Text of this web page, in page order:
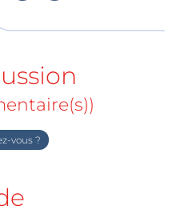
vous ?